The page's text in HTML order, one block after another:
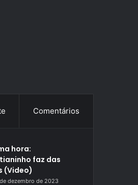
Comentários
hora:
faz das
(Video)
dezembro de 2023